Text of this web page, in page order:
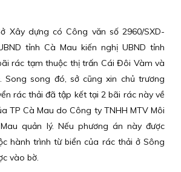
Xây dựng có Công văn số 2960/SXD-
tỉnh Cà Mau kiến nghị UBND tỉnh
rác tạm thuộc thị trấn Cái Đôi Vàm và
Song song đó, sở cũng xin chủ trương
rác thải đã tập kết tại 2 bãi rác này về
TP Cà Mau do Công ty TNHH MTV Môi
quản lý. Nếu phương án này được
hành trình từ biển của rác thải ở Sông
vào bờ.